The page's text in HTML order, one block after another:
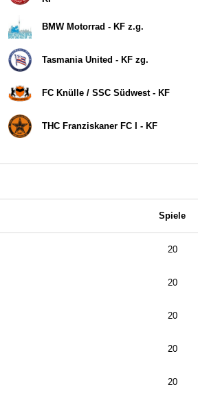
BMW Motorrad - KF z.g.
Tasmania United - KF zg.
FC Knülle /​ SSC Südwest - KF
THC Franziskaner FC I - KF
Spiele
20
20
20
20
20